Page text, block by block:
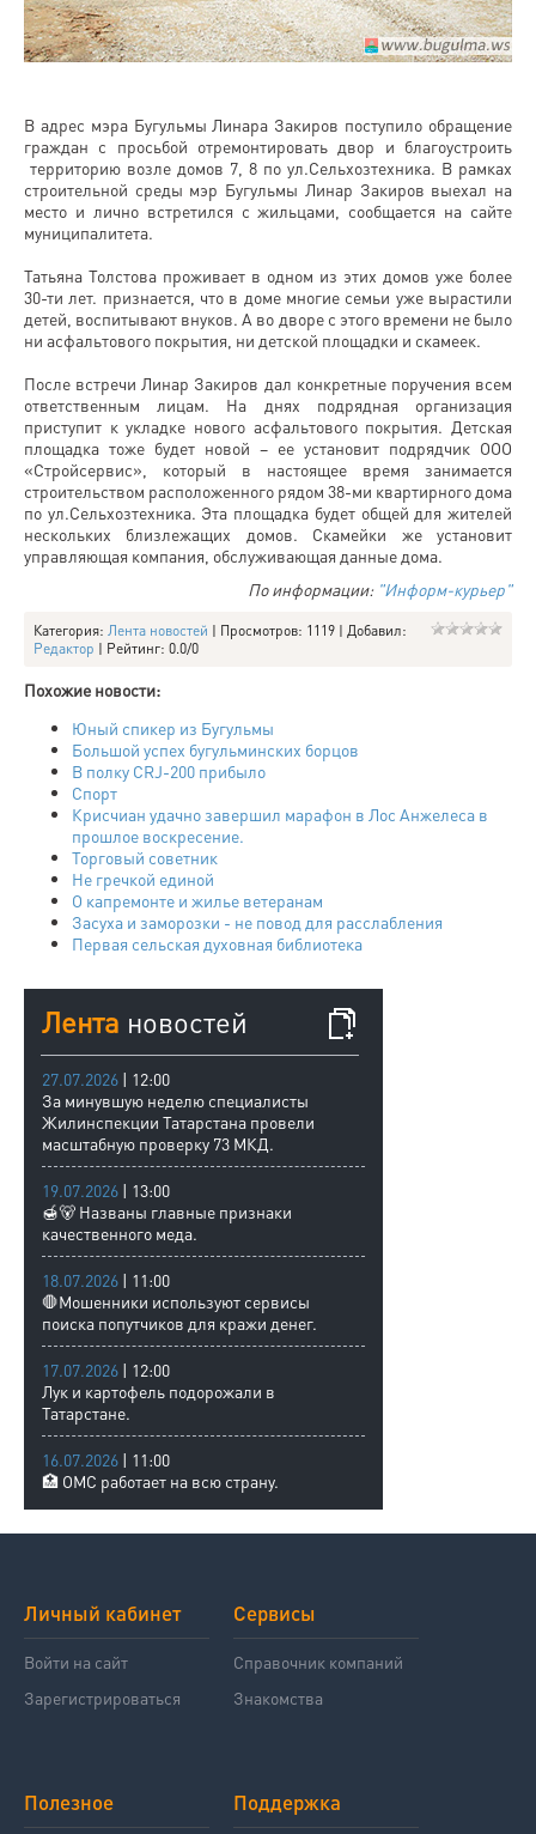
В адрес мэра Бугульмы Линара Закиров поступило обращение
граждан с просьбой отремонтировать двор и благоустроить
территорию возле домов 7, 8 по ул.Сельхозтехника. В рамках
строительной среды мэр Бугульмы Линар Закиров выехал на
место и лично встретился с жильцами, сообщается на сайте
муниципалитета.
Татьяна Толстова проживает в одном из этих домов уже более
30-ти лет. признается, что в доме многие семьи уже вырастили
детей, воспитывают внуков. А во дворе с этого времени не было
ни асфальтового покрытия, ни детской площадки и скамеек.
После встречи Линар Закиров дал конкретные поручения всем
ответственным лицам. На днях подрядная организация
приступит к укладке нового асфальтового покрытия. Детская
площадка тоже будет новой – ее установит подрядчик ООО
«Стройсервис», который в настоящее время занимается
строительством расположенного рядом 38-ми квартирного дома
по ул.Сельхозтехника. Эта площадка будет общей для жителей
нескольких близлежащих домов. Скамейки же установит
управляющая компания, обслуживающая данные дома.
По информации: "Информ-курьер"
Категория: Лента новостей | Просмотров: 1119 | Добавил:
Редактор | Рейтинг: 0.0/0
Похожие новости:
Юный спикер из Бугульмы
Большой успех бугульминских борцов
В полку CRJ-200 прибыло
Спорт
Крисчиан удачно завершил марафон в Лос Анжелеса в
прошлое воскресение.
Торговый советник
Не гречкой единой
О капремонте и жилье ветеранам
Засуха и заморозки - не повод для расслабления
Первая сельская духовная библиотека
Лента новостей
27.07.2026 | 12:00
За минувшую неделю специалисты
Жилинспекции Татарстана провели
масштабную проверку 73 МКД.
19.07.2026 | 13:00
🍯🐻 Названы главные признаки
качественного меда.
18.07.2026 | 11:00
🛑Мошенники используют сервисы
поиска попутчиков для кражи денег.
17.07.2026 | 12:00
Лук и картофель подорожали в
Татарстане.
16.07.2026 | 11:00
🏥 ОМС работает на всю страну.
Личный кабинет
Войти на сайт
Зарегистрироваться
Сервисы
Справочник компаний
Знакомства
Полезное Поддержка